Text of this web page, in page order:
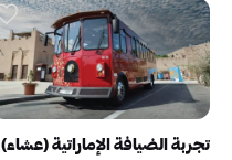
تجربة الضيافة الإماراتية (عشاء)